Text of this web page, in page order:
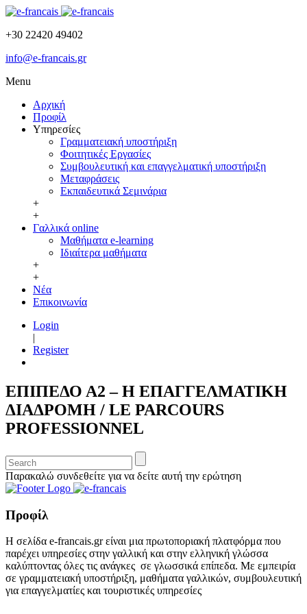
+30 22420 49402
info@e-francais.gr
Menu
Αρχική
Προφίλ
Υπηρεσίες
Γραμματειακή υποστήριξη
Φοιτητικές Εργασίες
Συμβουλευτική και επαγγελματική υποστήριξη
Μεταφράσεις
Εκπαιδευτικά Σεμινάρια
+
+
Γαλλικά online
Μαθήματα e-learning
Ιδιαίτερα μαθήματα
+
+
Νέα
Επικοινωνία
Login
|
Register
ΕΠΙΠΕΔΟ Α2 – Η ΕΠΑΓΓΕΛΜΑΤΙΚΗ
ΔΙΑΔΡΟΜΗ / LE PARCOURS
PROFESSIONNEL
Παρακαλώ συνδεθείτε για να δείτε αυτή την ερώτηση
Προφίλ
Η σελίδα e-francais.gr είναι μια πρωτοποριακή πλατφόρμα που
παρέχει υπηρεσίες στην γαλλική και στην ελληνική γλώσσα
καλύπτοντας όλες τις ανάγκες σε γλωσσικά επίπεδα. Με εμπειρία
σε γραμματειακή υποστήριξη, μαθήματα γαλλικών, συμβουλευτική
για επαγγελματίες και τουριστικές υπηρεσίες